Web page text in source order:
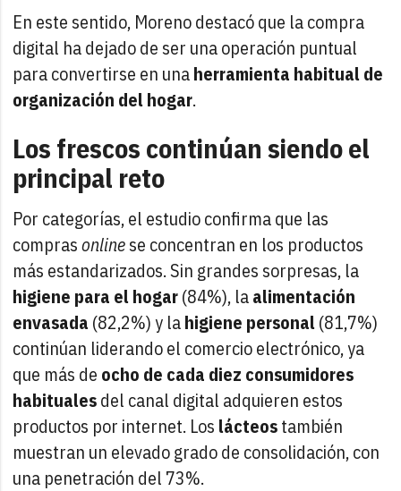
En este sentido, Moreno destacó que la compra
digital ha dejado de ser una operación puntual
para convertirse en unaherramienta habitual de
organización del hogar.
Los frescos continúan siendo el
principal reto
Por categorías, el estudio confirma que las
comprasonlinese concentran en los productos
más estandarizados. Sin grandes sorpresas, la
higiene para el hogar(84%), laalimentación
envasada (82,2%) y lahigiene personal(81,7%)
continúan liderando el comercio electrónico, ya
que más de ocho de cada diez consumidores
habitualesdel canal digital adquieren estos
productos por internet. Los lácteostambién
muestran un elevado grado de consolidación, con
una penetración del 73%.